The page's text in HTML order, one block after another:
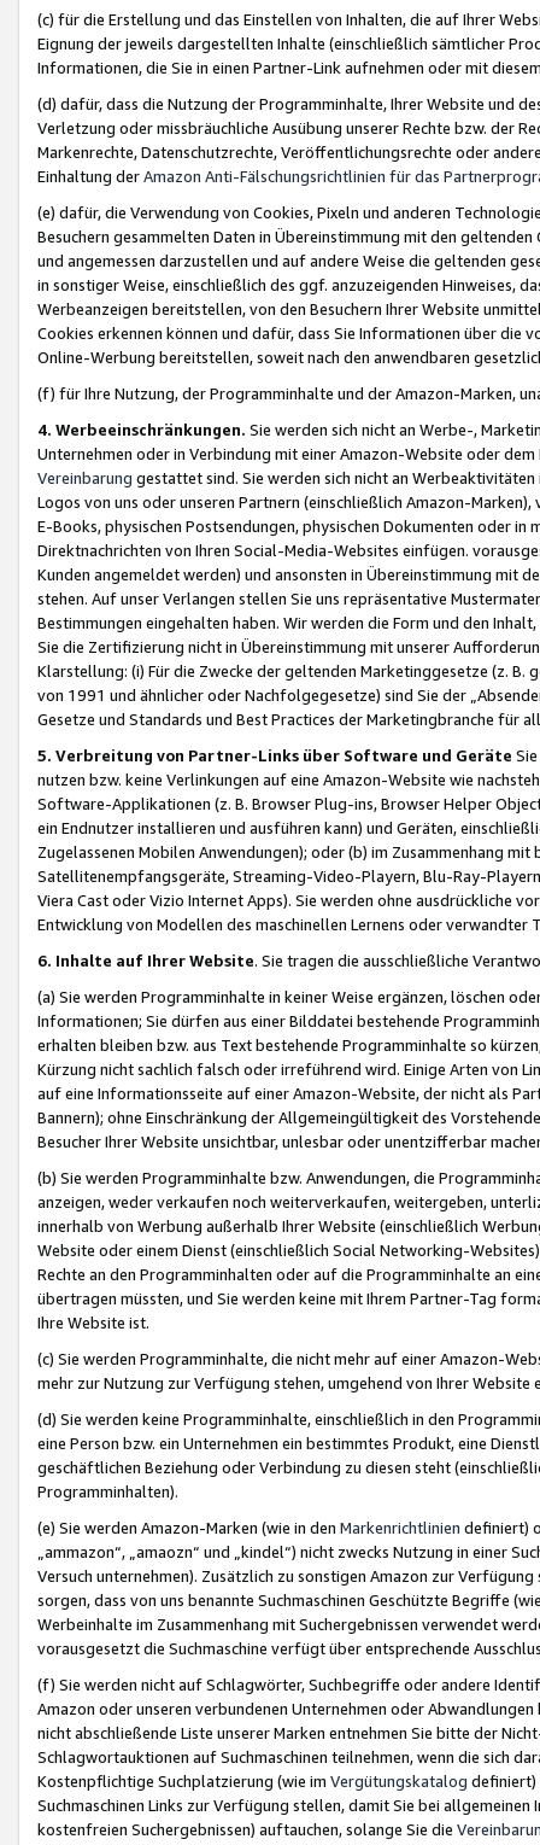
(c) für die Erstellung und das Einstellen von Inhalten, die auf Ihrer
Eignung der jeweils dargestellten Inhalte (einschließlich sämtlicher
Informationen, die Sie in einen Partner-Link aufnehmen oder mit
(d) dafür, dass die Nutzung der Programminhalte, Ihrer Website und
Verletzung oder missbräuchliche Ausübung unserer Rechte bzw. der
Markenrechte, Datenschutzrechte, Veröffentlichungsrechte oder
Einhaltung derAmazon Anti-Fälschungsrichtlinien für das
(e) dafür, die Verwendung von Cookies, Pixeln und anderen
Besuchern gesammelten Daten in Übereinstimmung mit den
und angemessen darzustellen und auf andere Weise die geltenden
in sonstiger Weise, einschließlich des ggf. anzuzeigenden Hinweises,
Werbeanzeigen bereitstellen, von den Besuchern Ihrer Website
Cookies erkennen können und dafür, dass Sie Informationen über die
Online-Werbung bereitstellen, soweit nach den anwendbaren
(f) für Ihre Nutzung, der Programminhalte und der Amazon-Marken,
4. Werbeeinschränkungen. Sie werden sich nicht an Werbe-,
Unternehmen oder in Verbindung mit einer Amazon-Website oder
Vereinbarung gestattet sind. Sie werden sich nicht an
Logos von uns oder unseren Partnern (einschließlich Amazon-
E-Books, physischen Postsendungen, physischen Dokumenten oder in
Direktnachrichten von Ihren Social-Media-Websites einfügen.
Kunden angemeldet werden) und ansonsten in Übereinstimmung mit
stehen. Auf unser Verlangen stellen Sie uns repräsentative
Bestimmungen eingehalten haben. Wir werden die Form und den
Sie die Zertifizierung nicht in Übereinstimmung mit unserer
Klarstellung: (i) Für die Zwecke der geltenden Marketinggesetze (z. B.
von 1991 und ähnlicher oder Nachfolgegesetze) sind Sie der
Gesetze und Standards und Best Practices der Marketingbranche für
5. Verbreitung von Partner-Links über Software und Geräte
nutzen bzw. keine Verlinkungen auf eine Amazon-Website wie
Software-Applikationen (z. B. Browser Plug-ins, Browser Helper
ein Endnutzer installieren und ausführen kann) und Geräten,
Zugelassenen Mobilen Anwendungen); oder (b) im Zusammenhang
Satellitenempfangsgeräte, Streaming-Video-Playern, Blu-Ray-
Viera Cast oder Vizio Internet Apps). Sie werden ohne ausdrückliche
Entwicklung von Modellen des maschinellen Lernens oder
6. Inhalte auf Ihrer Website. Sie tragen die ausschließliche
(a) Sie werden Programminhalte in keiner Weise ergänzen, löschen
Informationen; Sie dürfen aus einer Bilddatei bestehende
erhalten bleiben bzw. aus Text bestehende Programminhalte so
Kürzung nicht sachlich falsch oder irreführend wird. Einige Arten von
auf eine Informationsseite auf einer Amazon-Website, der nicht als
Bannern); ohne Einschränkung der Allgemeingültigkeit des
Besucher Ihrer Website unsichtbar, unlesbar oder unentzifferbar
(b) Sie werden Programminhalte bzw. Anwendungen, die
anzeigen, weder verkaufen noch weiterverkaufen, weitergeben,
innerhalb von Werbung außerhalb Ihrer Website (einschließlich
Website oder einem Dienst (einschließlich Social Networking-
Rechte an den Programminhalten oder auf die Programminhalte an
übertragen müssten, und Sie werden keine mit Ihrem Partner-Tag
Ihre Website ist.
(c) Sie werden Programminhalte, die nicht mehr auf einer Amazon-
mehr zur Nutzung zur Verfügung stehen, umgehend von Ihrer
(d) Sie werden keine Programminhalte, einschließlich in den
eine Person bzw. ein Unternehmen ein bestimmtes Produkt, eine
geschäftlichen Beziehung oder Verbindung zu diesen steht
Programminhalten).
(e) Sie werden Amazon-Marken (wie in den Markenrichtlinien definiert)
„ammazon“, „amaozn“ und „kindel“) nicht zwecks Nutzung in einer
Versuch unternehmen). Zusätzlich zu sonstigen Amazon zur
sorgen, dass von uns benannte Suchmaschinen Geschützte Begriffe
Werbeinhalte im Zusammenhang mit Suchergebnissen verwendet
vorausgesetzt die Suchmaschine verfügt über entsprechende
(f) Sie werden nicht auf Schlagwörter, Suchbegriffe oder andere
Amazon oder unseren verbundenen Unternehmen oder
nicht abschließende Liste unserer Marken entnehmen Sie bitte der
Schlagwortauktionen auf Suchmaschinen teilnehmen, wenn die sich
Kostenpflichtige Suchplatzierung (wie im Vergütungskatalog definiert)
Suchmaschinen Links zur Verfügung stellen, damit Sie bei
kostenfreien Suchergebnissen) auftauchen, solange Sie die